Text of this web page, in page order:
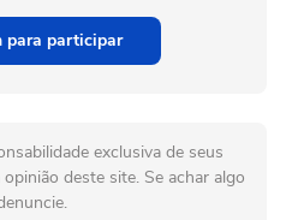
para participar
exclusiva de seus
deste site. Se achar algo